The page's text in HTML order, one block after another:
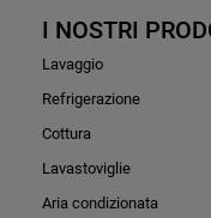
I NOSTRI
Lavaggio
Refrigerazione
Cottura
Lavastoviglie
Aria condizionata